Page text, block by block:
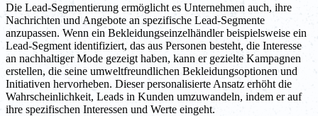
Die Lead-Segmentierung ermöglicht es Unternehmen auch, ihre
Nachrichten und Angebote an spezifische Lead-Segmente
anzupassen. Wenn ein Bekleidungseinzelhändler beispielsweise ein
Lead-Segment identifiziert, das aus Personen besteht, die Interesse
an nachhaltiger Mode gezeigt haben, kann er gezielte Kampagnen
erstellen, die seine umweltfreundlichen Bekleidungsoptionen und
Initiativen hervorheben. Dieser personalisierte Ansatz erhöht die
Wahrscheinlichkeit, Leads in Kunden umzuwandeln, indem er auf
ihre spezifischen Interessen und Werte eingeht.